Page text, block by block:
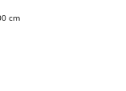
cm